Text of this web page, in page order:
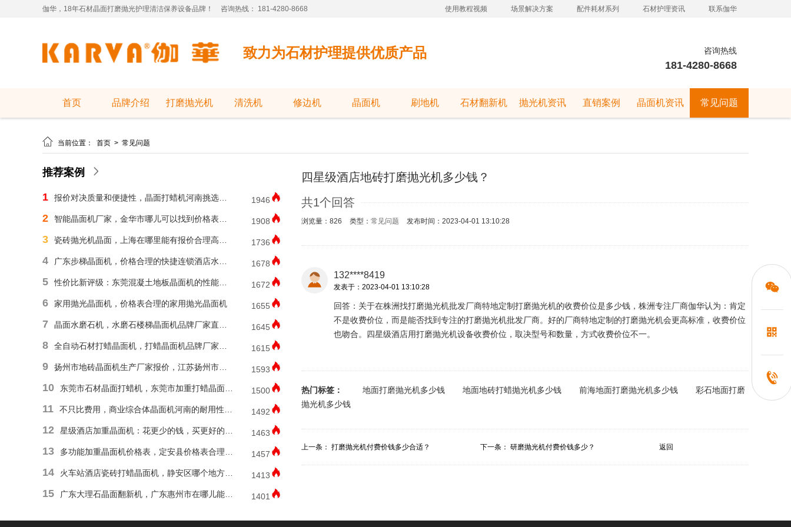
伽华，18年石材晶面打磨抛光护理清洁保养设备品牌！ 咨询热线： 181-4280-8668 使用教程视频 场景解决方案 配件耗材系列 石材护理资讯 联系伽华
致力为石材护理提供优质产品 咨询热线
181-4280-8668
首页 品牌介绍 打磨抛光机 清洗机 修边机 晶面机 刷地机 石材翻新机 抛光机资讯 直销案例 晶面机资讯 常见问题
 当前位置： 首页 > 常见问题
四星级酒店地砖打磨抛光机多少钱？
共1个回答
浏览量：826 类型： 常见问题 发布时间：2023-04-01 13:10:28
132****8419
发表于：2023-04-01 13:10:28
回答：关于在株洲找打磨抛光机批发厂商特地定制打磨抛光机的收费价位是多少钱，株洲专注厂商伽华认为：肯定
不是收费价位，而是能否找到专注的打磨抛光机批发厂商。好的厂商特地定制的打磨抛光机会更高标准，收费价位
也吻合。四星级酒店用打磨抛光机设备收费价位，取决型号和数量，方式收费价位不一。
热门标签： 地面打磨抛光机多少钱 地面地砖打蜡抛光机多少钱 前海地面打磨抛光机多少钱
彩石地面打磨
抛光机多少钱
上一条： 打磨抛光机付费价钱多少合适？ 下一条： 研磨抛光机付费价钱多少？ 返回
推荐案例
1 1946
2 1908
3 1736
4 1678
5 1672
6 家用抛光晶面机，价格表合理的家用抛光晶面机 1655
7 1645
8 1615
9 1593
10 1500
11 1492
12 1463
13 1457
14 1413
15 1401